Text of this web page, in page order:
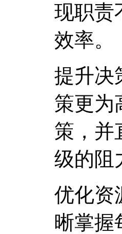
现职责
效率。
提升决
策更为
策，并
级的阻
优化资
晰掌握